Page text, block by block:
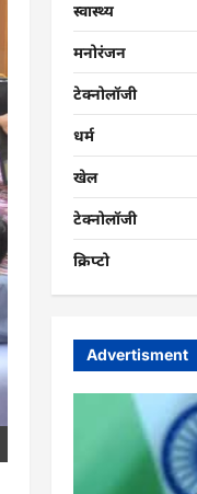
स्वास्थ्य
मनोरंजन
टेक्नोलॉजी
धर्म
खेल
टेक्नोलॉजी
क्रिप्टो
Advertisment